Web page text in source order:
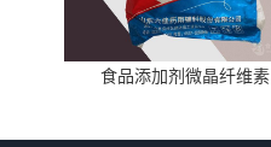
食品添加剂微晶纤维素